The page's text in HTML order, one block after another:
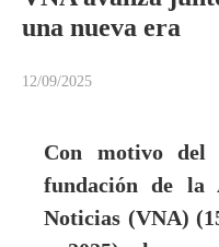
una nueva era
12/09/2025
Con motivo del
fundación de la
Noticias (VNA)